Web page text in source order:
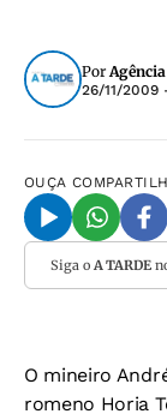
Por
26/11/2009
OUÇA
Siga o A TARDE
O mineiro
romeno Horia